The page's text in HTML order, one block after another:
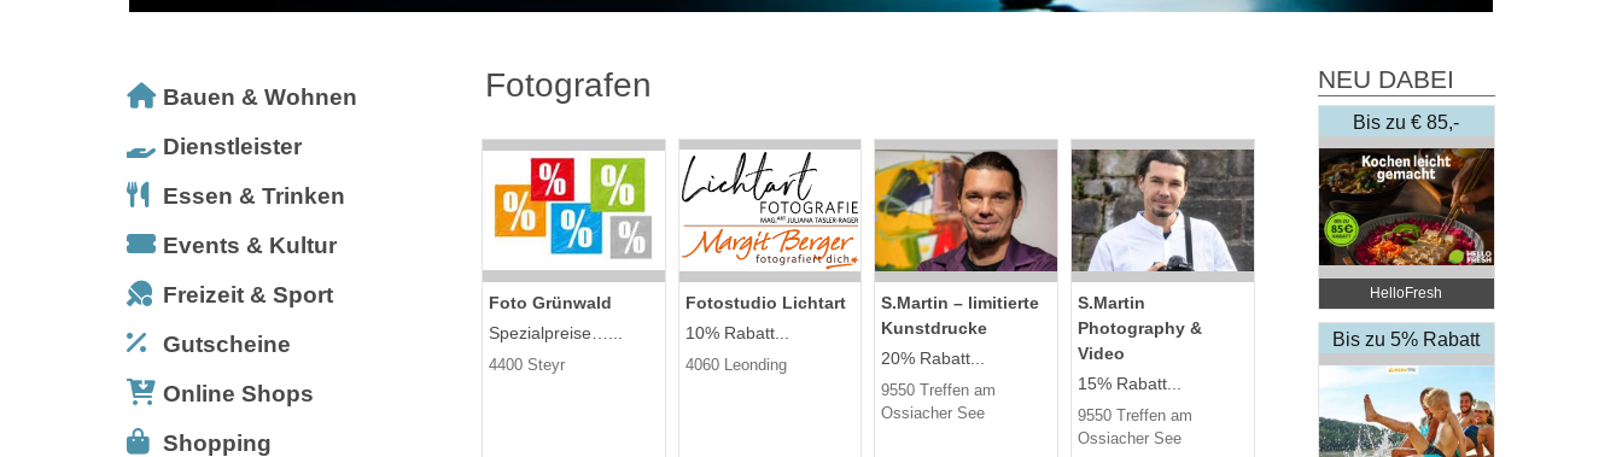
Bauen & Wohnen
Dienstleister
Essen & Trinken
Events & Kultur
Freizeit & Sport
Gutscheine
Online Shops
Shopping
Fotografen
Foto Grünwald
Spezialpreise…...
4400 Steyr
Fotostudio Lichtart
10% Rabatt...
4060 Leonding
S.Martin – limitierte
Kunstdrucke
20% Rabatt...
9550 Treffen am
Ossiacher See
S.Martin
Photography &
Video
15% Rabatt...
9550 Treffen am
Ossiacher See
NEU DABEI
Bis zu € 85,-
Rabatt
HelloFresh
Bis zu 5% Rabatt